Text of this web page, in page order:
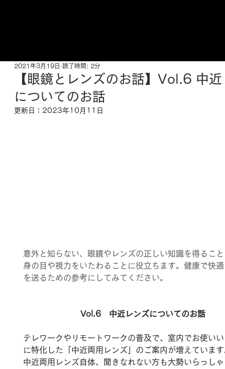
【眼鏡とレンズのお話】Vol.6 中
についてのお話
2021年3月19日 読了時間: 2分
更新日： 2023年10月11日
意外と知らない、眼鏡やレンズの正しい知識を得るこ
身の目や視力をいたわることに役立ちます。健康で快
を送るための参考にしてみてください。
Vol.6　中近レンズについてのお話
テレワークやリモートワークの普及で、室内でお使い
に特化した「中近両用レンズ」のご案内が増えていま
中近両用レンズ自体、聞きなれない方も大勢いらっし